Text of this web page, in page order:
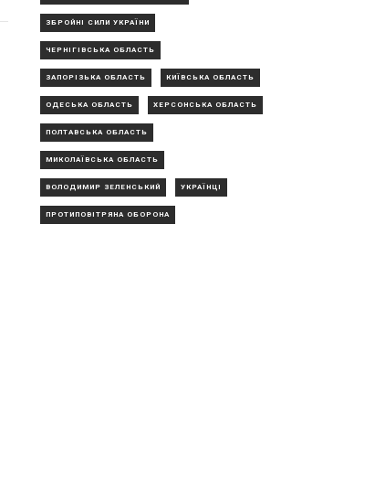
ЗБРОЙНІ СИЛИ УКРАЇНИ
ЧЕРНІГІВСЬКА ОБЛАСТЬ
ЗАПОРІЗЬКА ОБЛАСТЬ КИЇВСЬКА ОБЛАСТЬ
ОДЕСЬКА ОБЛАСТЬ ХЕРСОНСЬКА ОБЛАСТЬ
ПОЛТАВСЬКА ОБЛАСТЬ
МИКОЛАЇВСЬКА ОБЛАСТЬ
ВОЛОДИМИР ЗЕЛЕНСЬКИЙ УКРАЇНЦІ
ПРОТИПОВІТРЯНА ОБОРОНА